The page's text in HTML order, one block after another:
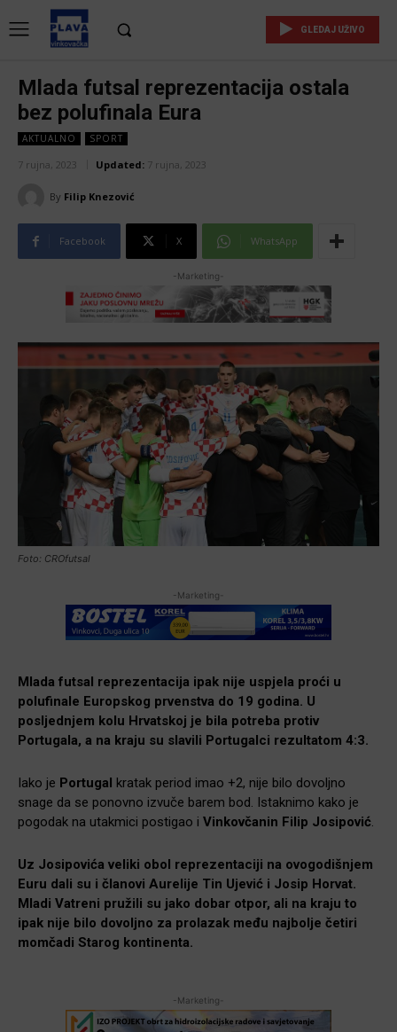
GLEDAJ UŽIVO
Mlada futsal reprezentacija ostala
bez polufinala Eura
AKTUALNO SPORT
7 rujna, 2023 Updated: 7 rujna, 2023
By Filip Knezović
Facebook X WhatsApp
-Marketing-
Foto: CROfutsal
-Marketing-
Mlada futsal reprezentacija ipak nije uspjela proći u
polufinale Europskog prvenstva do 19 godina. U
posljednjem kolu Hrvatskoj je bila potreba protiv
Portugala, a na kraju su slavili Portugalci rezultatom 4:3.
Iako je Portugal kratak period imao +2, nije bilo dovoljno
snage da se ponovno izvuče barem bod. Istaknimo kako je
pogodak na utakmici postigao i Vinkovčanin Filip Josipović
Uz Josipovića veliki obol reprezentaciji na ovogodišnjem
Euru dali su i članovi Aurelije Tin Ujević i Josip Horvat.
Mladi Vatreni pružili su jako dobar otpor, ali na kraju to
ipak nije bilo dovoljno za prolazak među najbolje četiri
momčadi Starog kontinenta.
-Marketing-